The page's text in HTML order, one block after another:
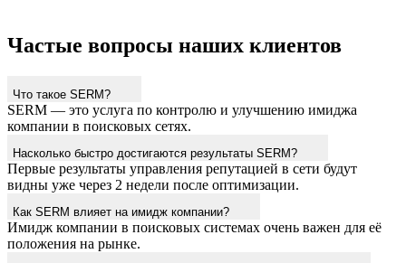
Частые вопросы наших клиентов
Что такое SERM?
SERM — это услуга по контролю и улучшению имиджа
компании в поисковых сетях.
Насколько быстро достигаются результаты SERM?
Первые результаты управления репутацией в сети будут
видны уже через 2 недели после оптимизации.
Как SERM влияет на имидж компании?
Имидж компании в поисковых системах очень важен для её
положения на рынке.